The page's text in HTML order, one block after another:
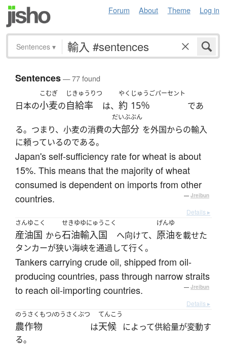
Forum About Theme Log in
Sentences ▾
Sentences— 77 found
日本の
こむぎ
小麦の
じきゅうりつ
自給率 は、
やく
約
じゅうごパーセント
15％ であ
る。つまり、小麦の消費の
だいぶぶん
大部分 を外国からの輸入
に頼っているのである。
Japan's self-sufficiency rate for wheat is about
15%. This means that the majority of wheat
consumed is dependent on imports from other
countries.
— Jreibun
Details ▸
さんゆこく
産油国 から
せきゆゆにゅうこく
石油輸入国 へ向けて、
げんゆ
原油を載せた
タンカーが狭い海峡を通過して行く。
Tankers carrying crude oil, shipped from oil-
producing countries, pass through narrow straits
to reach oil-importing countries.
— Jreibun
Details ▸
のうさくもつ/のうさくぶつ
農作物 は
てんこう
天候
によって供給量が変動す
る。